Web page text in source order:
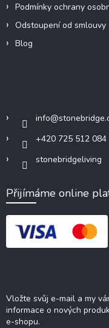
Podmínky ochrany
Odstoupení od smlouvy
Blog
info@
+420 725 512 084
stonebridgeliving
Přijímáme online
Vložte svůj e-mail a my
informace o nových
e-shopu.